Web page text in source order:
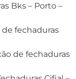
Bks – Porto –
fechaduras
de fechaduras